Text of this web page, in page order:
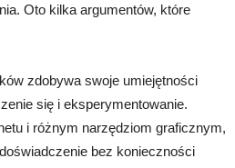
Oto kilka argumentów, które
zdobywa swoje umiejętności
się i eksperymentowanie.
i różnym narzędziom graficznym,
bez konieczności